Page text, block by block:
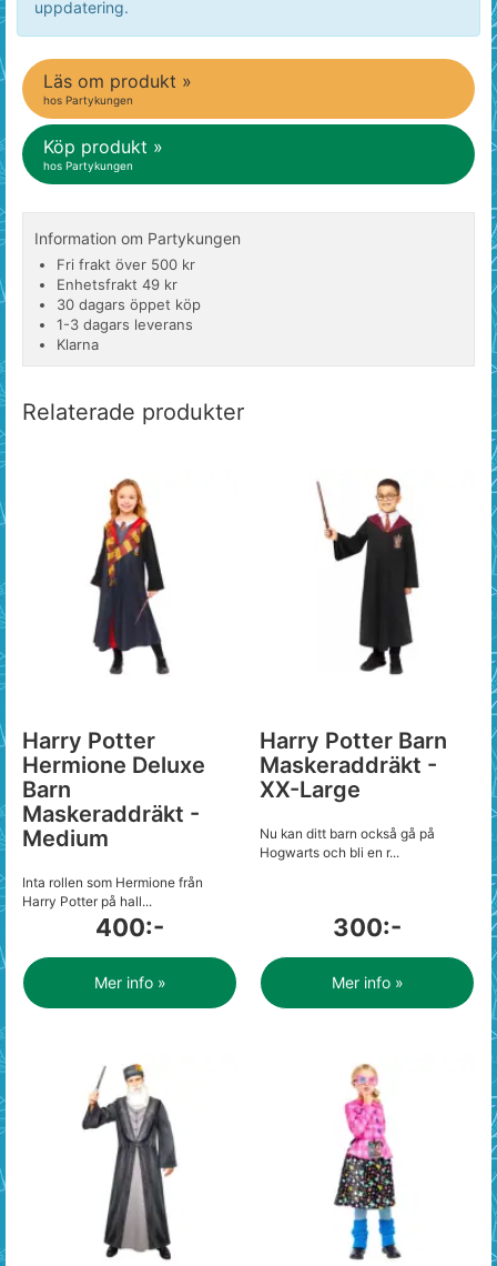
uppdatering.
Läs om produkt »
hos Partykungen
Köp produkt »
hos Partykungen
Information om Partykungen
Fri frakt över 500 kr
Enhetsfrakt 49 kr
30 dagars öppet köp
1-3 dagars leverans
Klarna
Relaterade produkter
Harry Potter
Hermione Deluxe
Barn
Maskeraddräkt -
Medium
Inta rollen som Hermione från
Harry Potter på hall...
400:-
Mer info »
Harry Potter Barn
Maskeraddräkt -
XX-Large
Nu kan ditt barn också gå på
Hogwarts och bli en r...
300:-
Mer info »